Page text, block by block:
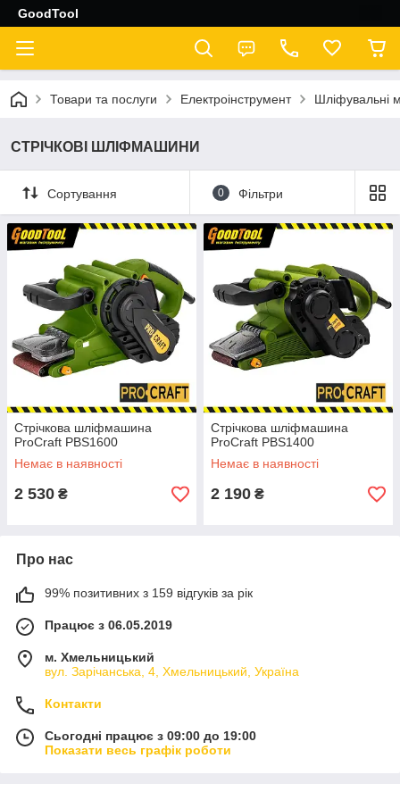
GoodTool
Товари та послуги Електроінструмент Шліфувальні
СТРІЧКОВІ ШЛІФМАШИНИ
Сортування 0 Фільтри
Стрічкова шліфмашина
ProCraft PBS1600
Немає в наявності
2 530 ₴
Стрічкова шліфмашина
ProCraft PBS1400
Немає в наявності
2 190 ₴
Про нас
99% позитивних з 159 відгуків за рік
Працює з 06.05.2019
м. Хмельницький
вул. Зарічанська, 4, Хмельницький, Україна
Контакти
Сьогодні працює з 09:00 до 19:00
Показати весь графік роботи